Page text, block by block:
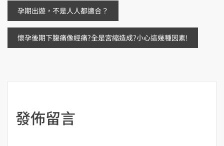
文
章
孕期出遊，不是人人都適合？
懷孕後期下腹痛像經痛?全是宮縮造成?小心這幾種因素!
發佈留言